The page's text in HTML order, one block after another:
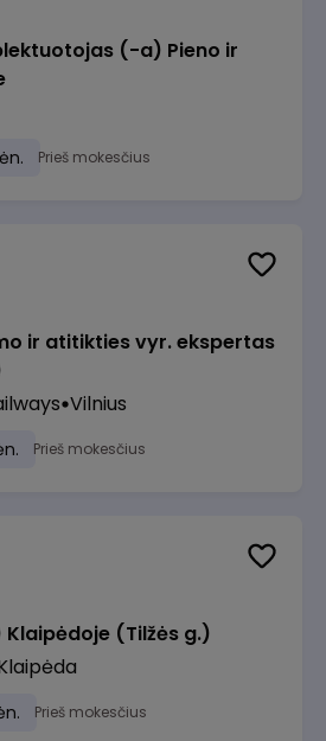
(-a) Pieno ir
Prieš mokesčius
ir atitikties vyr. ekspertas
Vilnius
Prieš mokesčius
(Tilžės g.)
Prieš mokesčius